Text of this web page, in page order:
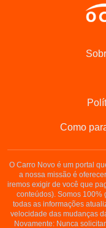
Como
O Carro Novo é um portal
a nossa missão é
iremos exigir de você que
conteúdos). Somos 100%
todas as informações
velocidade das mudanças
Novamente: Nunca